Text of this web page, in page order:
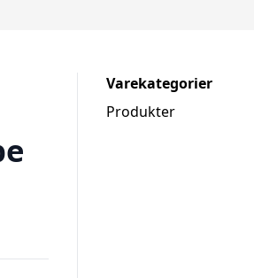
Varekategorier
Produkter